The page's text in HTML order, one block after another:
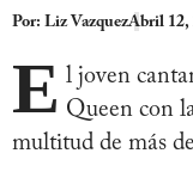
Por: Liz VazquezAbril 12,
E l joven
Queen con
multitud de más